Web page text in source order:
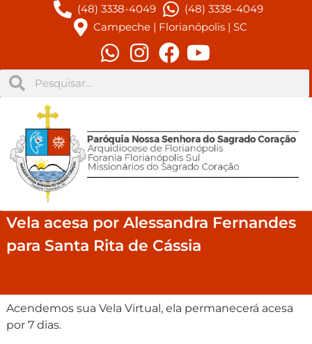
(48) 3338-4049
(48) 3338-4049
Campeche | Florianópolis | SC
Vela acesa por Alessandra Fernandes
para Santa Rita de Cássia
Acendemos sua Vela Virtual, ela permanecerá acesa
por 7 dias.